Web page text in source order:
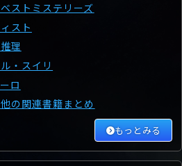
ストミステリーズ
スト
理
・スイリ
ロ
の関連書籍まとめ
もっとみる